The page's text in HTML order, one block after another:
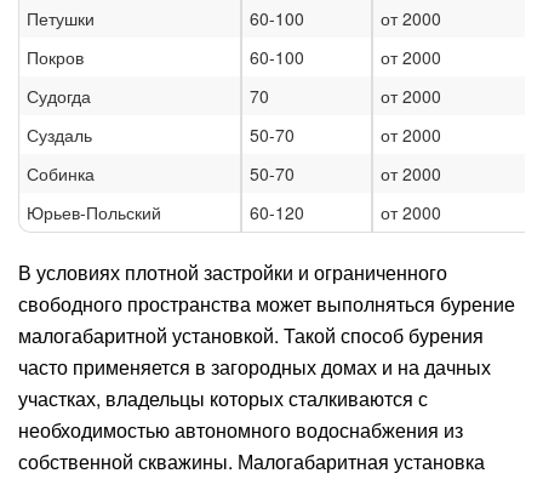
Петушки
60-100
от 2000
Покров
60-100
от 2000
Судогда
70
от 2000
Суздаль
50-70
от 2000
Собинка
50-70
от 2000
Юрьев-Польский
60-120 от 2000
В условиях плотной застройки и ограниченного
свободного пространства может выполняться бурение
малогабаритной установкой. Такой способ бурения
часто применяется в загородных домах и на дачных
участках, владельцы которых сталкиваются с
необходимостью автономного водоснабжения из
собственной скважины. Малогабаритная установка